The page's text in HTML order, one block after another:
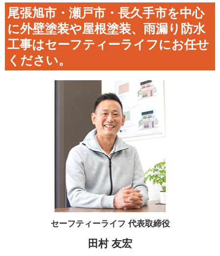
尾張旭市・瀬戸市・長久手市を中心
に外壁塗装や屋根塗装、雨漏り防水
工事はセーフティーライフにお任せ
ください。
セーフティーライフ 代表取締役
田村 友宏